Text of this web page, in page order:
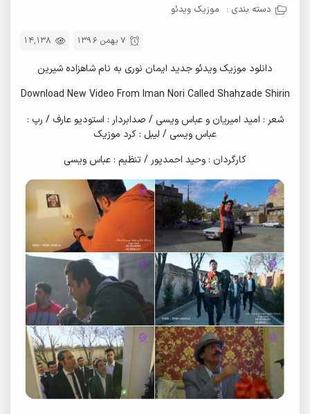
دسته بندی : موزیک ویدئو
14,138 7 بهمن 1396
دانلود موزیک ویدئو جدید ایمان نوری به نام شاهزاده شیرین
Download New Video From Iman Nori Called Shahzade Shirin
شعر : امید امیریان و عباس ویسی / صدابردار : استودیو عارف / رپ :
عباس ویسی / لیبل : کرد موزیک
کارگردان : وحید احمدپور / تنظیم : عباس ویسی